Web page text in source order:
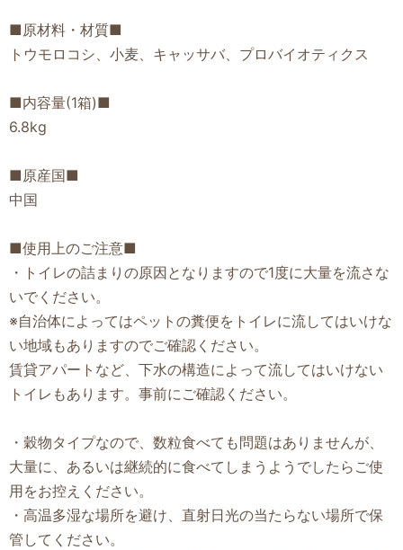
■原材料・材質■
トウモロコシ、小麦、キャッサバ、プロバイオティクス
■内容量(1箱)■
6.8kg
■原産国■
中国
■使用上のご注意■
・トイレの詰まりの原因となりますので1度に大量を流さな
いでください。
※自治体によってはペットの糞便をトイレに流してはいけな
い地域もありますのでご確認ください。
賃貸アパートなど、下水の構造によって流してはいけない
トイレもあります。事前にご確認ください。
・穀物タイプなので、数粒食べても問題はありませんが、
大量に、あるいは継続的に食べてしまうようでしたらご使
用をお控えください。
・高温多湿な場所を避け、直射日光の当たらない場所で保
管してください。